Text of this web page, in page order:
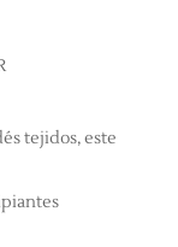
tejidos, este